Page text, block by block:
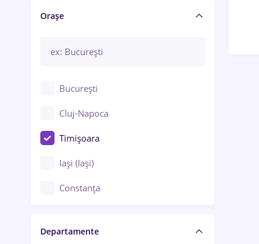
Orașe
București
Cluj-Napoca
Timișoara
Iași (Iași)
Constanța
Brașov
Departamente